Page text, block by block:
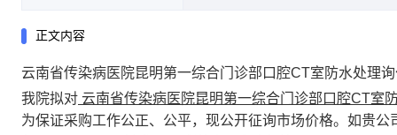
正文内容
云南省传染病医院昆明第一综合门诊部口腔CT室防水处理
我院拟对 云南省传染病医院昆明第一综合门诊部口腔CT室
为保证采购工作公正、公平，现公开征询市场价格。如贵公